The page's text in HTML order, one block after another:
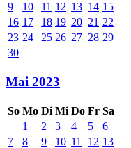
9
10 11 12 13 14 15
16 17 18 19 20 21 22
23 24 25 26 27 28 29
30
Mai 2023
So Mo Di Mi Do Fr Sa
1
2 3 4 5
6
7
8 9 10 11 12 13